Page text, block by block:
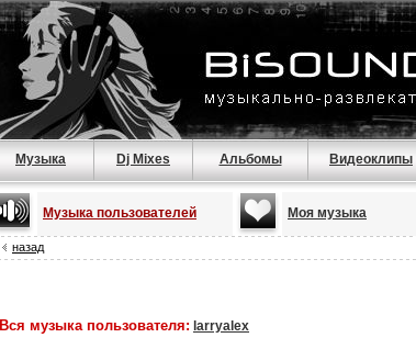
Музыка Dj Mixes Альбомы Видеоклипы
Музыка пользователей Моя музыка
назад
Вся музыка пользователя: larryalex